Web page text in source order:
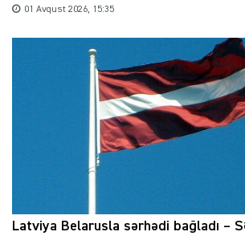
01 Avqust 2026, 15:35
Latviya Belarusla sərhədi bağladı –